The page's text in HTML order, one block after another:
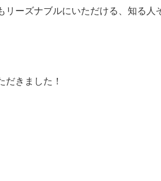
ーズナブルにいただける、知る人
だきました！